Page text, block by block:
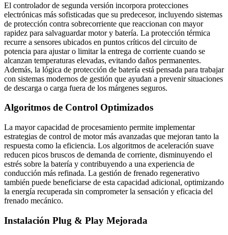
El controlador de segunda versión incorpora protecciones
electrónicas más sofisticadas que su predecesor, incluyendo sistemas
de protección contra sobrecorriente que reaccionan con mayor
rapidez para salvaguardar motor y batería. La protección térmica
recurre a sensores ubicados en puntos críticos del circuito de
potencia para ajustar o limitar la entrega de corriente cuando se
alcanzan temperaturas elevadas, evitando daños permanentes.
Además, la lógica de protección de batería está pensada para trabajar
con sistemas modernos de gestión que ayudan a prevenir situaciones
de descarga o carga fuera de los márgenes seguros.
Algoritmos de Control Optimizados
La mayor capacidad de procesamiento permite implementar
estrategias de control de motor más avanzadas que mejoran tanto la
respuesta como la eficiencia. Los algoritmos de aceleración suave
reducen picos bruscos de demanda de corriente, disminuyendo el
estrés sobre la batería y contribuyendo a una experiencia de
conducción más refinada. La gestión de frenado regenerativo
también puede beneficiarse de esta capacidad adicional, optimizando
la energía recuperada sin comprometer la sensación y eficacia del
frenado mecánico.
Instalación Plug & Play Mejorada